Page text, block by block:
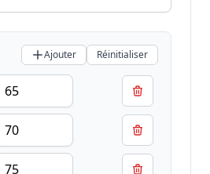
Ajouter Réinitialiser